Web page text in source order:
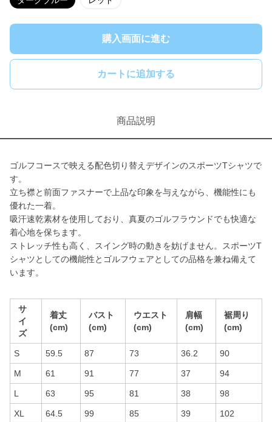
購入画面に進む
カートに追加する
商品説明
ゴルフコースで映える配色切り替えデザインのスポーツTシャツで
す。
立ち襟と前面ファスナーで上品な印象を与えながら、機能性にも
優れた一着。
吸汗速乾素材を使用しており、真夏のゴルフラウンドでも快適な
着心地を保ちます。
ストレッチ性も高く、スイング時の動きを妨げません。スポーツT
シャツとしての機能性とゴルフウェアとしての品格を兼ね備えて
います。
サ
イ
ズ
着丈
(cm)
バスト
(cm)
ウエスト
(cm)
肩幅
(cm)
裾周り
(cm)
S 59.5 87 73 36.2 90
M 61 91 77 37 94
L 63 95 81 38 98
XL 64.5 99 85 39 102